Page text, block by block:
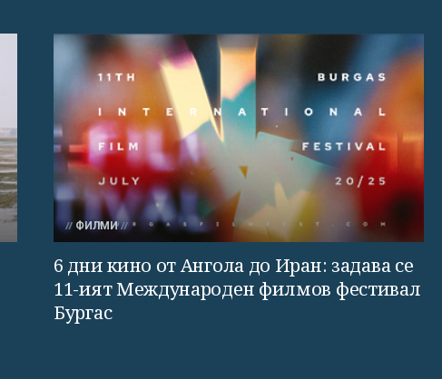
ФИЛМИ
6 дни кино от Ангола до Иран: задава се
11-ият Международен филмов фестивал
Бургас